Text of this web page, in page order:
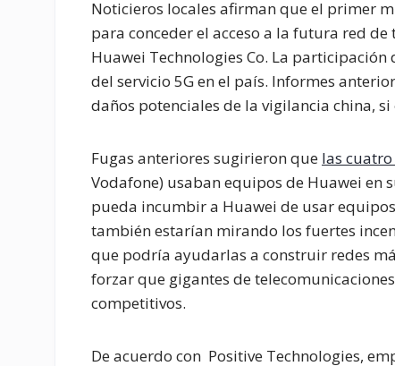
Noticieros locales afirman que el primer
para conceder el acceso a la futura red
Huawei Technologies Co. La
del servicio 5G en el país. Informes
daños potenciales de la vigilancia china,
Fugas anteriores sugirieron que las
Vodafone) usaban equipos de Huawei en
pueda incumbir a Huawei de usar
también estarían mirando los fuertes
que podría ayudarlas a construir redes
forzar que gigantes de
competitivos.
De acuerdo con Positive Technologies,